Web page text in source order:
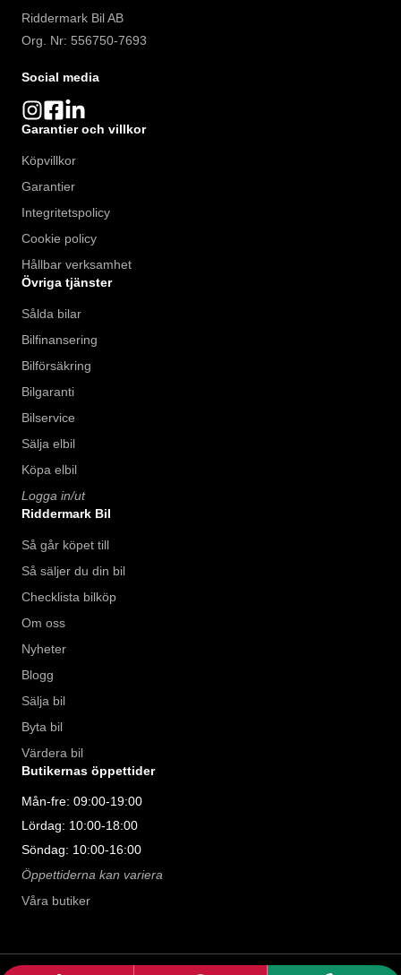
Riddermark Bil AB
Org. Nr: 556750-7693
Social media
Garantier och villkor
Köpvillkor
Garantier
Integritetspolicy
Cookie policy
Hållbar verksamhet
Övriga tjänster
Sålda bilar
Bilfinansering
Bilförsäkring
Bilgaranti
Bilservice
Sälja elbil
Köpa elbil
Logga in/ut
Riddermark Bil
Så går köpet till
Så säljer du din bil
Checklista bilköp
Om oss
Nyheter
Blogg
Sälja bil
Byta bil
Värdera bil
Butikernas öppettider
Mån-fre: 09:00-19:00
Lördag: 10:00-18:00
Söndag: 10:00-16:00
Öppettiderna kan variera
Våra butiker